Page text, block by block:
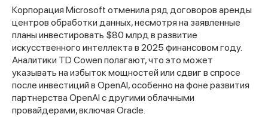
Корпорация Microsoft отменила ряд договоров аренды
центров обработки данных, несмотря на заявленные
планы инвестировать $80 млрд в развитие
искусственного интеллекта в 2025 финансовом году.
Аналитики TD Cowen полагают, что это может
указывать на избыток мощностей или сдвиг в спросе
после инвестиций в OpenAI, особенно на фоне развития
партнерства OpenAI с другими облачными
провайдерами, включая Oracle.